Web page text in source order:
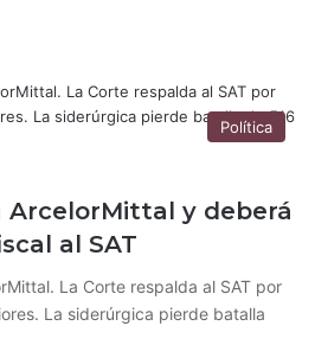
Política
ArcelorMittal y deberá
al SAT
La Corte respalda al SAT por
La siderúrgica pierde batalla